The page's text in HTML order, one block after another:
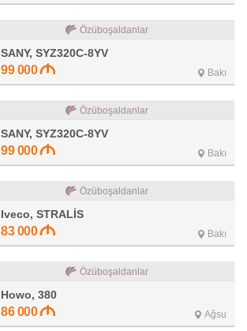
Özüboşaldanlar
SANY, SYZ320C-8YV
99 000 Bakı
Özüboşaldanlar
SANY, SYZ320C-8YV
99 000 Bakı
Özüboşaldanlar
Iveco, STRALİS
83 000 Bakı
Özüboşaldanlar
Howo, 380
86 000 Ağsu